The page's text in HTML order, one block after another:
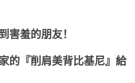
害羞的朋友！
的『削肩美背比基尼』給